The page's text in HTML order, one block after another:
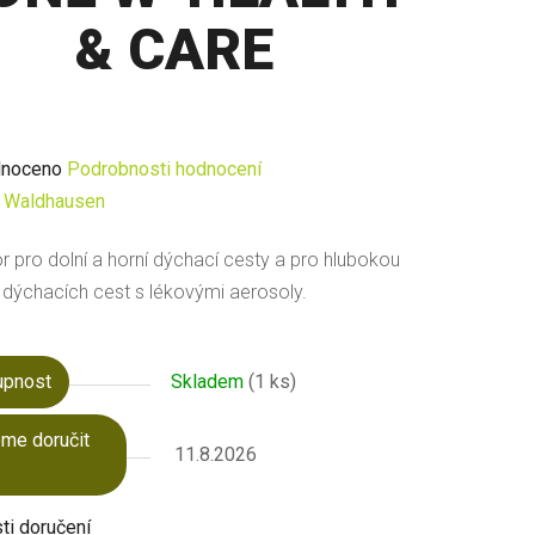
& CARE
Podrobnosti hodnocení
Waldhausen
pro dolní a horní dýchací cesty a pro hlubokou
dýchacích cest s lékovými aerosoly.
Skladem (1 ks)
doručit
11.8.2026
doručení